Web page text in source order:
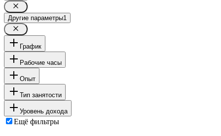
Другие параметры1
График
Рабочие часы
Опыт
Тип занятости
Уровень дохода
Ещё фильтры